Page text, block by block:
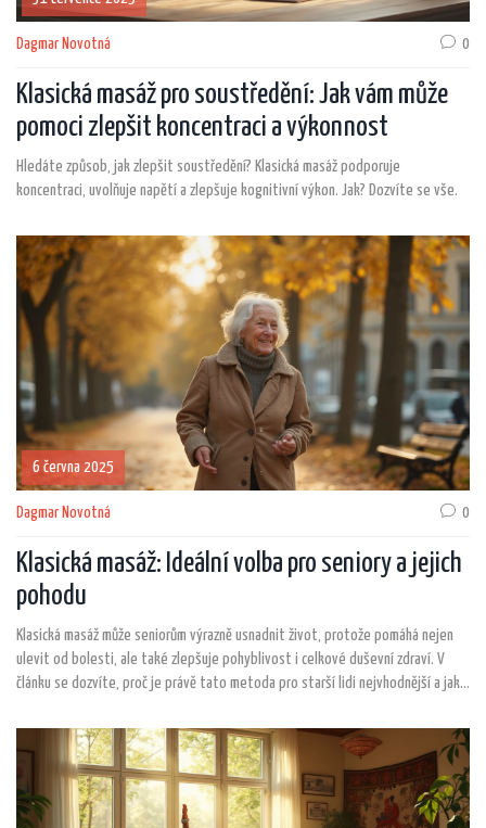
Dagmar Novotná 0
Klasická masáž pro soustředění: Jak vám může
pomoci zlepšit koncentraci a výkonnost
Hledáte způsob, jak zlepšit soustředění? Klasická masáž podporuje
koncentraci, uvolňuje napětí a zlepšuje kognitivní výkon. Jak? Dozvíte se vše.
6 června 2025
Dagmar Novotná 0
Klasická masáž: Ideální volba pro seniory a jejich
pohodu
Klasická masáž může seniorům výrazně usnadnit život, protože pomáhá nejen
ulevit od bolesti, ale také zlepšuje pohyblivost i celkové duševní zdraví. V
článku se dozvíte, proč je právě tato metoda pro starší lidi nejvhodnější a jaké
i jak masáž bezpečně zařadit do běžného života. Nechybí zajímavé fakta, se
kterými běžně v čekárně lékaře nepočítáte. Článek ukáže, že investice do
pravidelných masáží může být lepší než drahé vitamíny nebo protibolestivé
gely.